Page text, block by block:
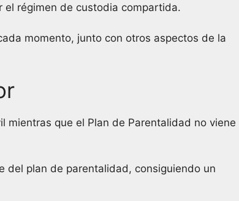
el régimen de custodia compartida.
momento, junto con otros aspectos de la
mientras que el Plan de Parentalidad no viene
del plan de parentalidad, consiguiendo un